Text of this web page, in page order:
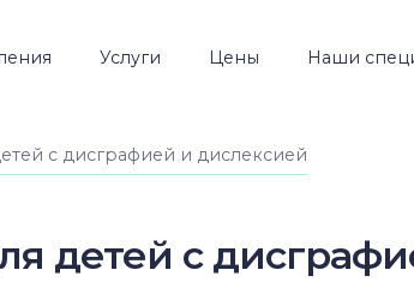
Услуги Цены Наши
с дисграфией и дислексией
детей с